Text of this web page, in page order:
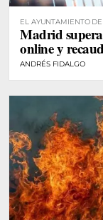
EL AYUNTAMIENTO
DIGITALES
Madrid supera
online y
ANDRÉS FIDALGO